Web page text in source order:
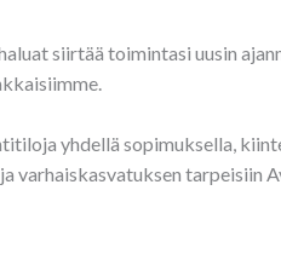
siirtää toimintasi uusin
yhdellä sopimuksella,
varhaiskasvatuksen tarpeisiin